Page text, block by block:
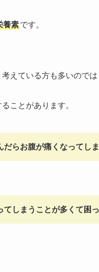
養素です。
えている方も多いのでは
ことがあります。
だらお腹が痛くなってし
てしまうことが多くて困